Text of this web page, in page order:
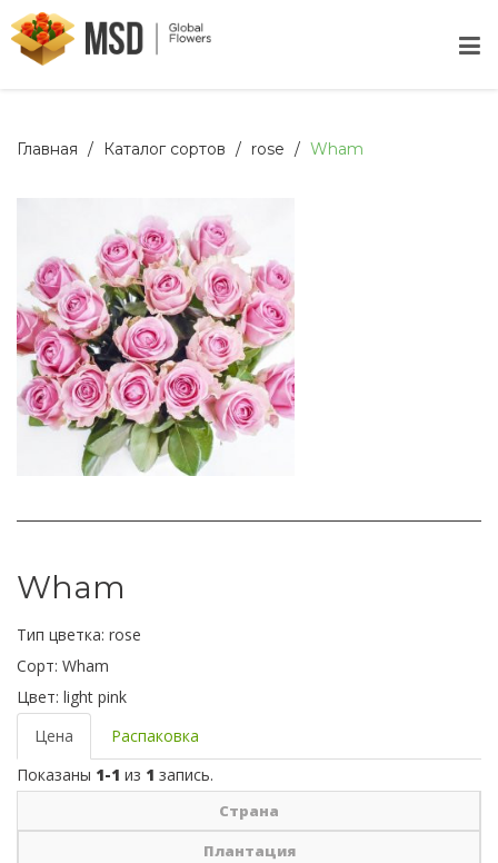
Главная Каталог сортов rose Wham
Wham
Тип цветка: rose
Сорт: Wham
Цвет: light pink
Цена
Распаковка
Показаны 1-1 из 1 запись.
Страна
Плантация